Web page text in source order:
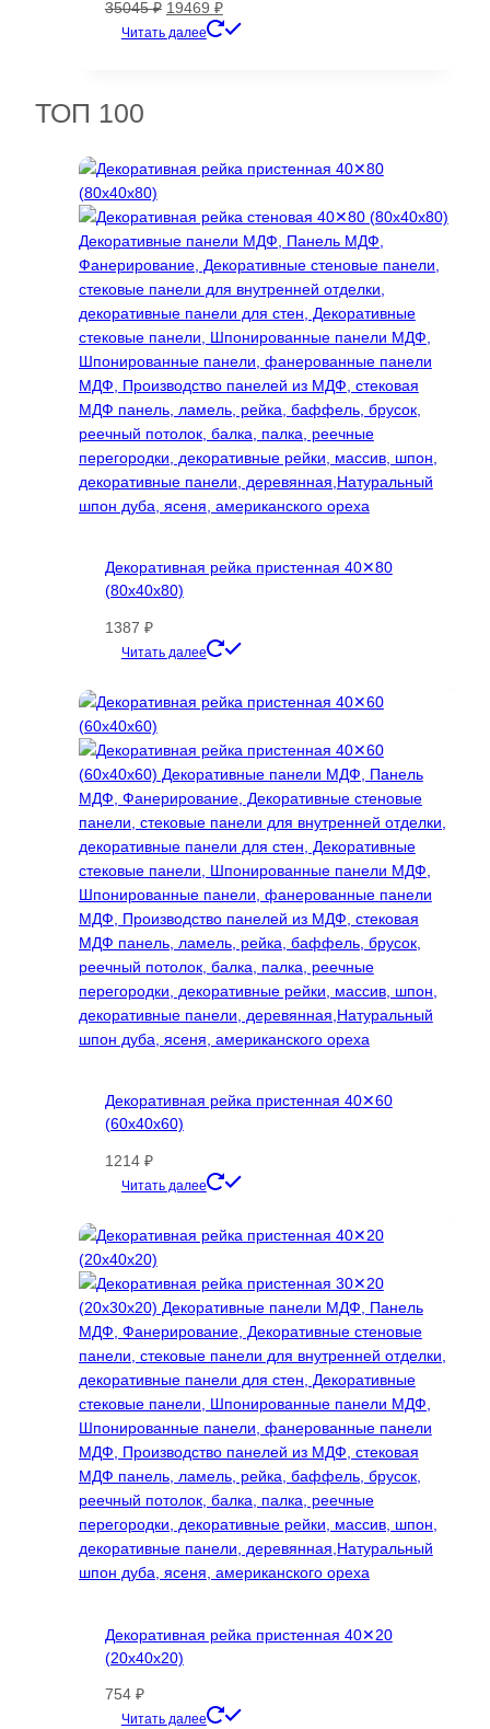
35045₽ Первоначальная
цена
19469 ₽Текущая
цена:
Читать далее
ТОП 100
Декоративная рейка пристенная 40✕80
(80х40х80)
1387 ₽
Читать далее
имеет
вариаций.
Опции
можно
выбрать
на
странице
товара.
Декоративная рейка пристенная 40✕60
(60х40х60)
1214 ₽
Читать далее
имеет
вариаций.
Опции
можно
выбрать
на
странице
товара.
Декоративная рейка пристенная 40✕20
(20х40х20)
754 ₽
Читать далее